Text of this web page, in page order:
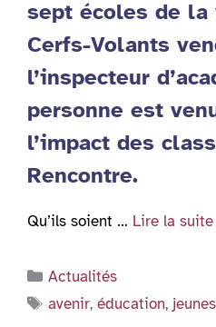
sept écoles de
Cerfs-Volants
l’inspecteur
personne est
l’impact des
Rencontre.
Qu’ils soient … Lire la suite
Catégories
Actualités
Étiquettes
avenir,éducation,